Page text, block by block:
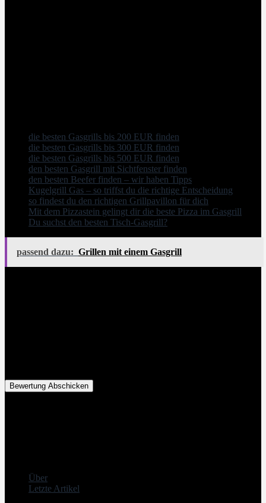
die besten Gasgrills bis 200 EUR finden
die besten Gasgrills bis 300 EUR finden
die besten Gasgrills bis 500 EUR finden
den besten Gasgrill mit Sichtfenster finden
den besten Beefer finden – wir haben Tipps
Kugelgrill Gas – so triffst du die richtige Entscheidung
so findest du den richtigen Grillpavillon für dich
Mit dem Pizzastein gelingt dir die beste Pizza im Gasgrill
Du suchst den besten Tisch-Gasgrill?
passend dazu: Grillen mit einem Gasgrill
Bewertung Abschicken
Über
Letzte Artikel